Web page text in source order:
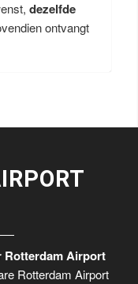
dezelfde
ontvangt
Rotterdam Airport
Rotterdam Airport